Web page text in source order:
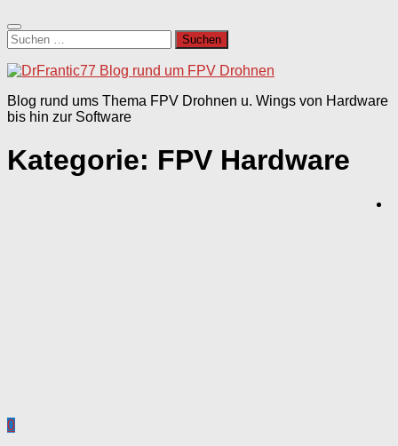
Suchen
nach:
Blog rund ums Thema FPV Drohnen u. Wings von Hardware
bis hin zur Software
Kategorie: FPV Hardware
0